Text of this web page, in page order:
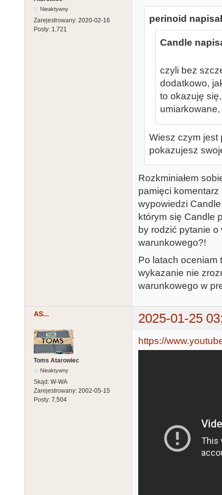
Nieaktywny
Zarejestrowany: 2020-02-16
Posty: 1,721
perinoid
Candle
czyli bez
dodatkowo,
to okazuję
Wiesz czym jest
pokazujesz
Rozkminiałem
pamięci
wypowiedzi
którym się Candle
by rodzić pytanie
warunkowego?!
Po latach oceniam
wykazanie nie
warunkowego w
AS... 2025-01-25
Toms Atarowiec
Nieaktywny
Skąd: W-WA
Zarejestrowany: 2002-05-15
Posty: 7,504
https://